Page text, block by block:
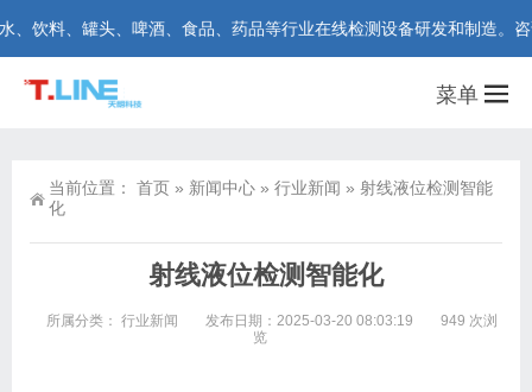
饮料、罐头、啤酒、食品、药品等行业在线检测设备研发和制造。咨
菜单
当前位置： 首页 » 新闻中心 » 行业新闻 » 射线液位检测智能
化
射线液位检测智能化
所属分类： 行业新闻 发布日期：2025-03-20 08:03:19
949 次浏
览